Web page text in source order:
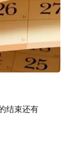
结束还有